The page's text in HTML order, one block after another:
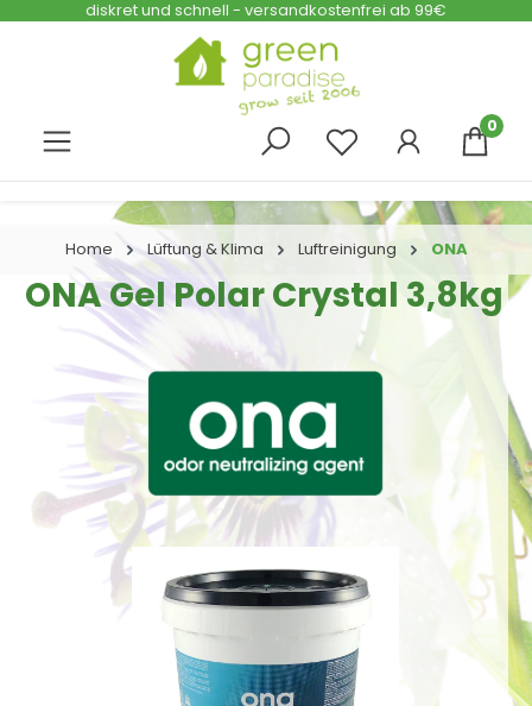
Zum Hauptinhalt springen
diskret und schnell - versandkostenfrei ab 99€
0
Home Lüftung & Klima Luftreinigung ONA
ONA Gel Polar Crystal 3,8kg
Bildergalerie überspringen